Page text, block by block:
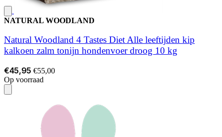
NATURAL WOODLAND
Natural Woodland 4 Tastes Diet Alle leeftijden kip
kalkoen zalm tonijn hondenvoer droog 10 kg
€45,95 €55,00
Op voorraad